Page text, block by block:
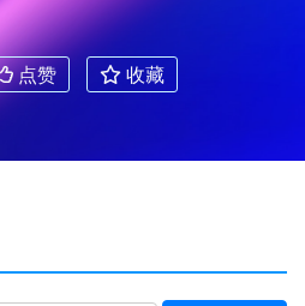
点赞 收藏